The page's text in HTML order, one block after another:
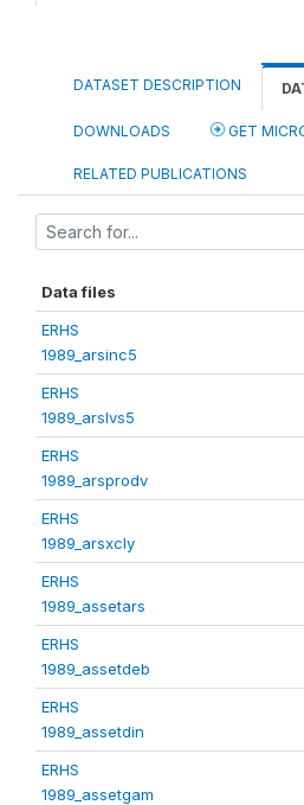
DATASET DESCRIPTION
DOWNLOADS GET
RELATED PUBLICATIONS
Data files
ERHS
1989_arsinc5
ERHS
1989_arslvs5
ERHS
1989_arsprodv
ERHS
1989_arsxcly
ERHS
1989_assetars
ERHS
1989_assetdeb
ERHS
1989_assetdin
ERHS
1989_assetgam